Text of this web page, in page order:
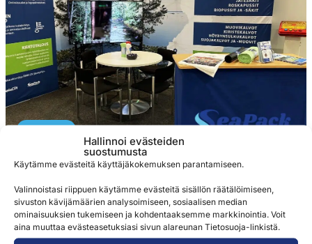
Hallinnoi evästeiden
suostumusta
Käytämme evästeitä käyttäjäkokemuksen parantamiseen.
Valinnoistasi riippuen käytämme evästeitä sisällön räätälöimiseen,
sivuston kävijämäärien analysoimiseen, sosiaalisen median
ominaisuuksien tukemiseen ja kohdentaaksemme markkinointia. Voit
aina muuttaa evästeasetuksiasi sivun alareunan Tietosuoja-linkistä.
Alihankintamessut 2025
SeaPack Alihankintamessuilla 2025 Tule tutustumaan
tuotteisiimme ja iloisiin henkilökuntamme edustajiin
Tampereelle 30.9. - 2.10.2025. Löydät meidän Tampereen